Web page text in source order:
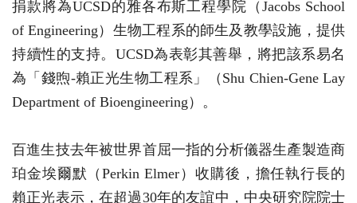
捐款將為UCSD的雅各布斯工程學院（Jacobs School
of Engineering）生物工程系的師生及教學設施，提供
持續性的支持。UCSD為表彰其善舉，將把該系易名
為「錢煦-賴正光生物工程系」（Shu Chien-Gene Lay
Department of Bioengineering）。
百進生技去年被世界首屈一指的分析儀器生產製造商
珀金埃爾默（Perkin Elmer）收購後，擔任執行長的
賴正光表示，在超過30年的友誼中，中央研究院院士